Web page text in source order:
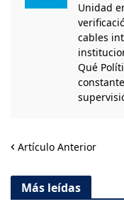
Unidad
cables
Qué
Artículo Anterior
Más leídas